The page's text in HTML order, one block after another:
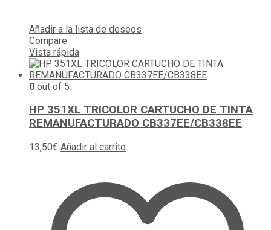
Añadir a la lista de deseos
Compare
Vista rápida
0 out of 5
HP 351XL TRICOLOR CARTUCHO DE TINTA
REMANUFACTURADO CB337EE/CB338EE
13,50€ Añadir al carrito